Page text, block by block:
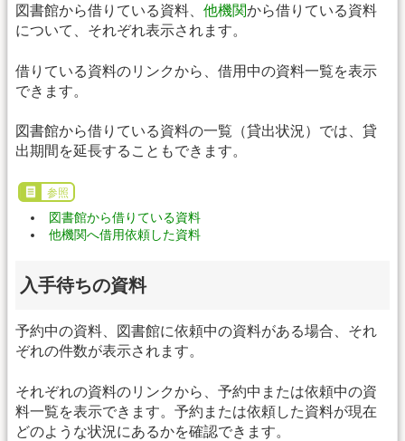
図書館から借りている資料、 他機関から借りている資料
について、それぞれ表示されます。
借りている資料のリンクから、借用中の資料一覧を表示
できます。
図書館から借りている資料の一覧（貸出状況）では、貸
出期間を延長することもできます。
参照
図書館から借りている資料
他機関へ借用依頼した資料
入手待ちの資料
予約中の資料、図書館に依頼中の資料がある場合、それ
ぞれの件数が表示されます。
それぞれの資料のリンクから、予約中または依頼中の資
料一覧を表示できます。予約または依頼した資料が現在
どのような状況にあるかを確認できます。